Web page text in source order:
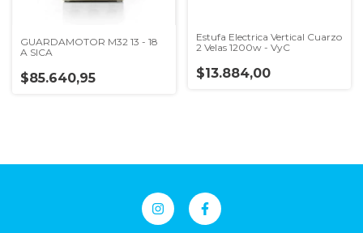
GUARDAMOTOR M32 13 - 18
A SICA
$85.640,95
Estufa Electrica Vertical Cuarzo
2 Velas 1200w - VyC
$13.884,00